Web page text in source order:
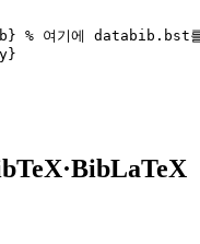
% 여기에 databib.bst